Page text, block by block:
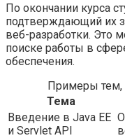
По окончании курса
подтверждающий их
веб-разработки. Это
поиске работы в
обеспечения.
Примеры тем,
Тема
Введение в Java EE
и Servlet API